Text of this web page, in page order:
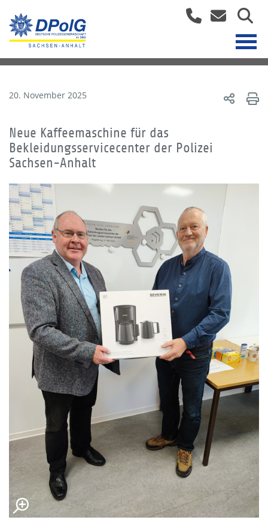
20. November 2025
Neue Kaffeemaschine für das
Bekleidungsservicecenter der Polizei
Sachsen-Anhalt